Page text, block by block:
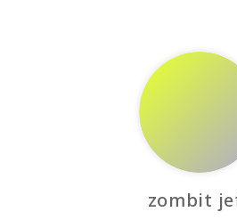
zombit